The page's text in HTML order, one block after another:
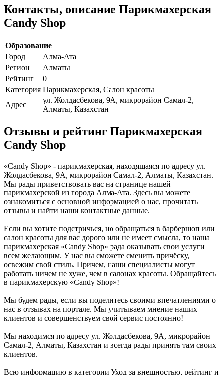
Контакты, описание Парикмахерская
Candy Shop
Образование
Город
Алма-Ата
Регион
Алматы
Рейтинг
0
Категория Парикмахерская, Салон красоты
Адрес
ул. Жолдасбекова, 9А, микрорайон Самал-2,
Алматы, Казахстан
Отзывы и рейтинг Парикмахерская
Candy Shop
«Candy Shop» - парикмахерская, находящаяся по адресу ул.
Жолдасбекова, 9А, микрорайон Самал-2, Алматы, Казахстан.
Мы рады приветствовать вас на странице нашей
парикмахерской из города Алма-Ата. Здесь вы можете
ознакомиться с основной информацией о нас, прочитать
отзывы и найти наши контактные данные.
Если вы хотите подстричься, но обращаться в барбершоп или
салон красоты для вас дорого или не имеет смысла, то наша
парикмахерская «Candy Shop» рада оказывать свои услуги
всем желающим. У нас вы сможете сменить причёску,
освежим свой стиль. Причем, наши специалисты могут
работать ничем не хуже, чем в салонах красоты. Обращайтесь
в парикмахерскую «Candy Shop»!
Мы будем рады, если вы поделитесь своими впечатлениями о
нас в отзывах на портале. Мы учитываем мнение наших
клиентов и совершенствуем свой сервис постоянно!
Мы находимся по адресу ул. Жолдасбекова, 9А, микрорайон
Самал-2, Алматы, Казахстан и всегда рады принять там своих
клиентов.
Всю информацию в категории Уход за внешностью, рейтинг и